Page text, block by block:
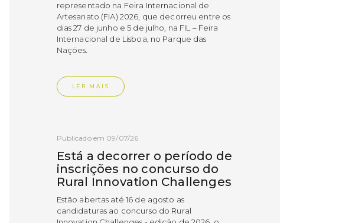
representado na Feira Internacional de
Artesanato (FIA) 2026, que decorreu entre os
dias 27 de junho e 5 de julho, na FIL – Feira
Internacional de Lisboa, no Parque das
Nações.
LER MAIS
Publicado em 09/07/26
Está a decorrer o período de
inscrições no concurso do
Rural Innovation Challenges
Estão abertas até 16 de agosto as
candidaturas ao concurso do Rural